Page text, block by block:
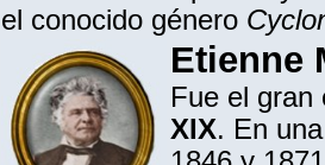
el conocido género
Etienne
Fue el gran
XIX. En